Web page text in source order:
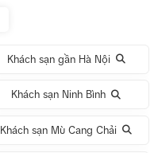
Khách sạn gần Hà Nội
Khách sạn Ninh Bình
Khách sạn Mù Cang Chải